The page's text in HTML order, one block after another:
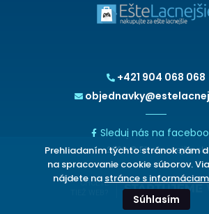
+421 904 068 068
Sleduj nás na
2026 © EšteLacnejšie.sk
CHCETE
Prehliadaním týchto stránok nám
na spracovanie cookie súborov.
nájdete na stránce s
Súhlasím